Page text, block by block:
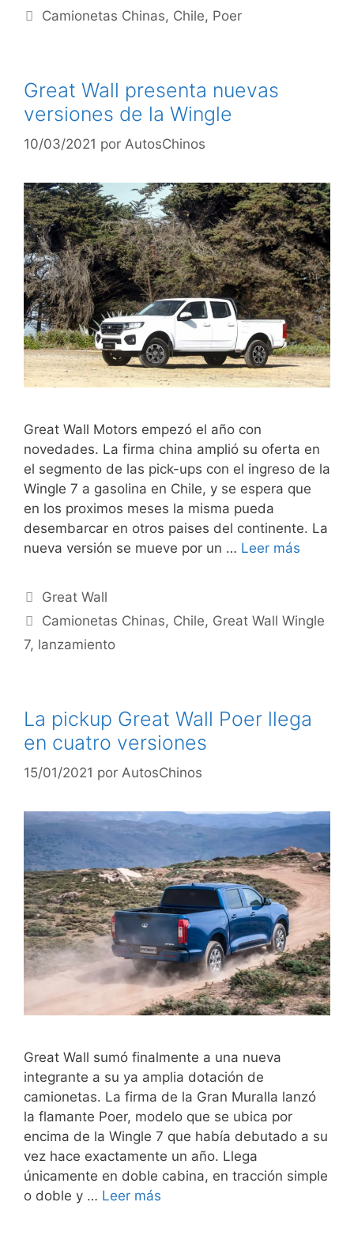
Camionetas Chinas, Chile, Poer
Great Wall presenta nuevas
versiones de la Wingle
10/03/2021 por AutosChinos
Great Wall Motors empezó el año con
novedades. La firma china amplió su oferta en
el segmento de las pick-ups con el ingreso de la
Wingle 7 a gasolina en Chile, y se espera que
en los proximos meses la misma pueda
desembarcar en otros paises del continente. La
nueva versión se mueve por un … Leer más
Great Wall
Camionetas Chinas, Chile, Great Wall Wingle
7, lanzamiento
La pickup Great Wall Poer llega
en cuatro versiones
15/01/2021 por AutosChinos
Great Wall sumó finalmente a una nueva
integrante a su ya amplia dotación de
camionetas. La firma de la Gran Muralla lanzó
la flamante Poer, modelo que se ubica por
encima de la Wingle 7 que había debutado a su
vez hace exactamente un año. Llega
únicamente en doble cabina, en tracción simple
o doble y … Leer más